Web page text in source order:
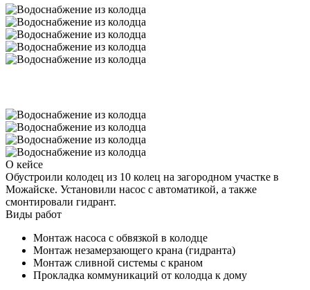
О кейсе
Обустроили колодец из 10 колец на загородном участке в
Можайске. Установили насос с автоматикой, а также
смонтировали гидрант.
Виды работ
Монтаж насоса с обвязкой в колодце
Монтаж незамерзающего крана (гидранта)
Монтаж сливной системы с краном
Прокладка коммуникаций от колодца к дому